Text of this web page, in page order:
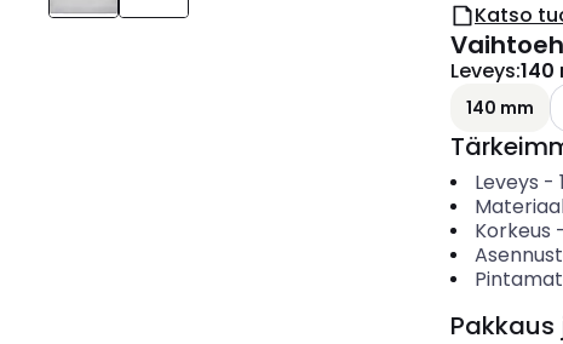
Katso
Leveys:140
140 mm
Leveys -
Korkeus -